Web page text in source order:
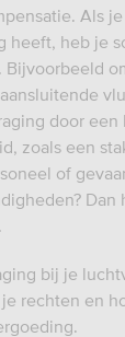
Als
heeft, heb je
Bijvoorbeeld
door
zoals een
of
bij je
rechten en